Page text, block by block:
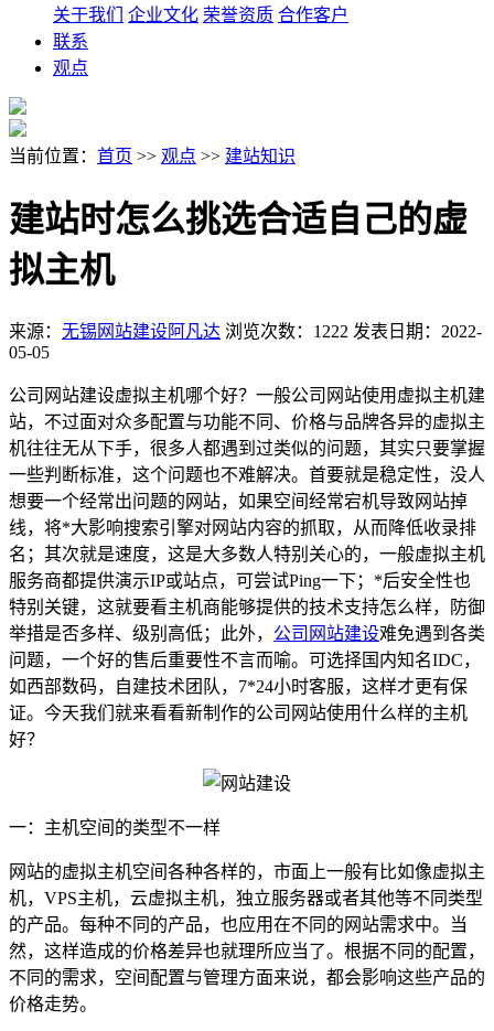
关于我们
企业文化 荣誉资质 合作客户
联系
观点
当前位置： 首页 >> 观点 >> 建站知识
建站时怎么挑选合适自己的虚
拟主机
来源： 无锡网站建设阿凡达 浏览次数：1222 发表日期：2022-
05-05
公司网站建设虚拟主机哪个好？一般公司网站使用虚拟主机建
站，不过面对众多配置与功能不同、价格与品牌各异的虚拟主
机往往无从下手，很多人都遇到过类似的问题，其实只要掌握
一些判断标准，这个问题也不难解决。首要就是稳定性，没人
想要一个经常出问题的网站，如果空间经常宕机导致网站掉
线，将*大影响搜索引擎对网站内容的抓取，从而降低收录排
名；其次就是速度，这是大多数人特别关心的，一般虚拟主机
服务商都提供演示IP或站点，可尝试Ping一下；*后安全性也
特别关键，这就要看主机商能够提供的技术支持怎么样，防御
举措是否多样、级别高低；此外， 公司网站建设难免遇到各类
问题，一个好的售后重要性不言而喻。可选择国内知名IDC，
如西部数码，自建技术团队，7*24小时客服，这样才更有保
证。今天我们就来看看新制作的公司网站使用什么样的主机
好？
一：主机空间的类型不一样
网站的虚拟主机空间各种各样的，市面上一般有比如像虚拟主
机，VPS主机，云虚拟主机，独立服务器或者其他等不同类型
的产品。每种不同的产品，也应用在不同的网站需求中。当
然，这样造成的价格差异也就理所应当了。根据不同的配置，
不同的需求，空间配置与管理方面来说，都会影响这些产品的
价格走势。